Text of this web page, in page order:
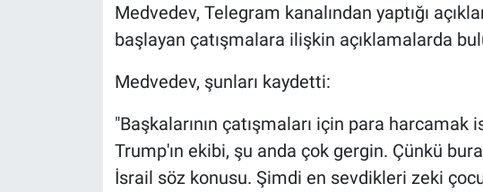
Medvedev, Telegram kanalından yaptığı
başlayan çatışmalara ilişkin açıklamalarda
Medvedev, şunları kaydetti:
"Başkalarının çatışmaları için para harcamak
Trump'ın ekibi, şu anda çok gergin. Çünkü
İsrail söz konusu. Şimdi en sevdikleri zeki
Programlar